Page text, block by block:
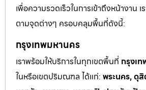
เพื่อความรวดเร็วในการเข้าถึงหน้างาน
ตามจุดต่างๆ ครอบคลุมพื้นที่ดังนี้:
กรุงเทพมหานคร
เราพร้อมให้บริการในทุกเขตพื้นที่ กรุงเท
ในหรือเขตปริมณฑล ได้แก่: พระนคร, ดุ